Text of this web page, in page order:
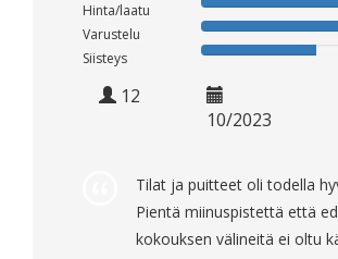
Hinta/laatu
Varustelu
Siisteys
12
10/2023
Tilat ja puitteet oli todella
Pientä miinuspistettä että
kokouksen välineitä ei oltu